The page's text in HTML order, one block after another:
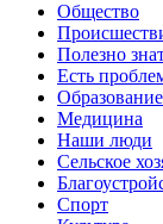
Общество
Полезно
Есть
Образование
Медицина
Наши люди
Сельское
Спорт